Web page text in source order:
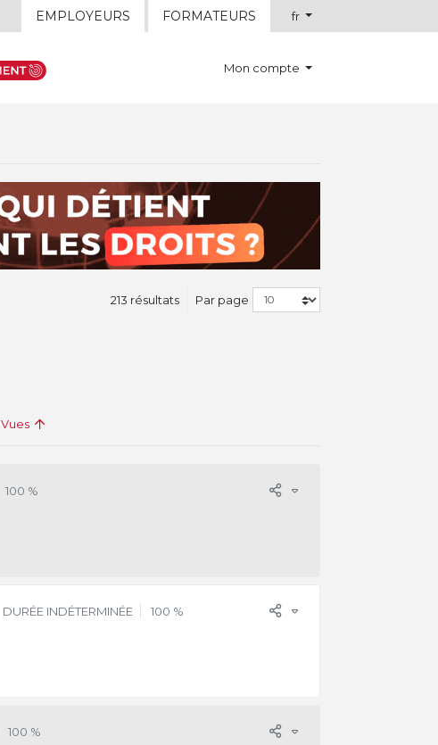
EMPLOYEURS FORMATEURS fr
Mon compte
213 résultats Par page
Vues
100 %
DURÉE INDÉTERMINÉE 100 %
100 %